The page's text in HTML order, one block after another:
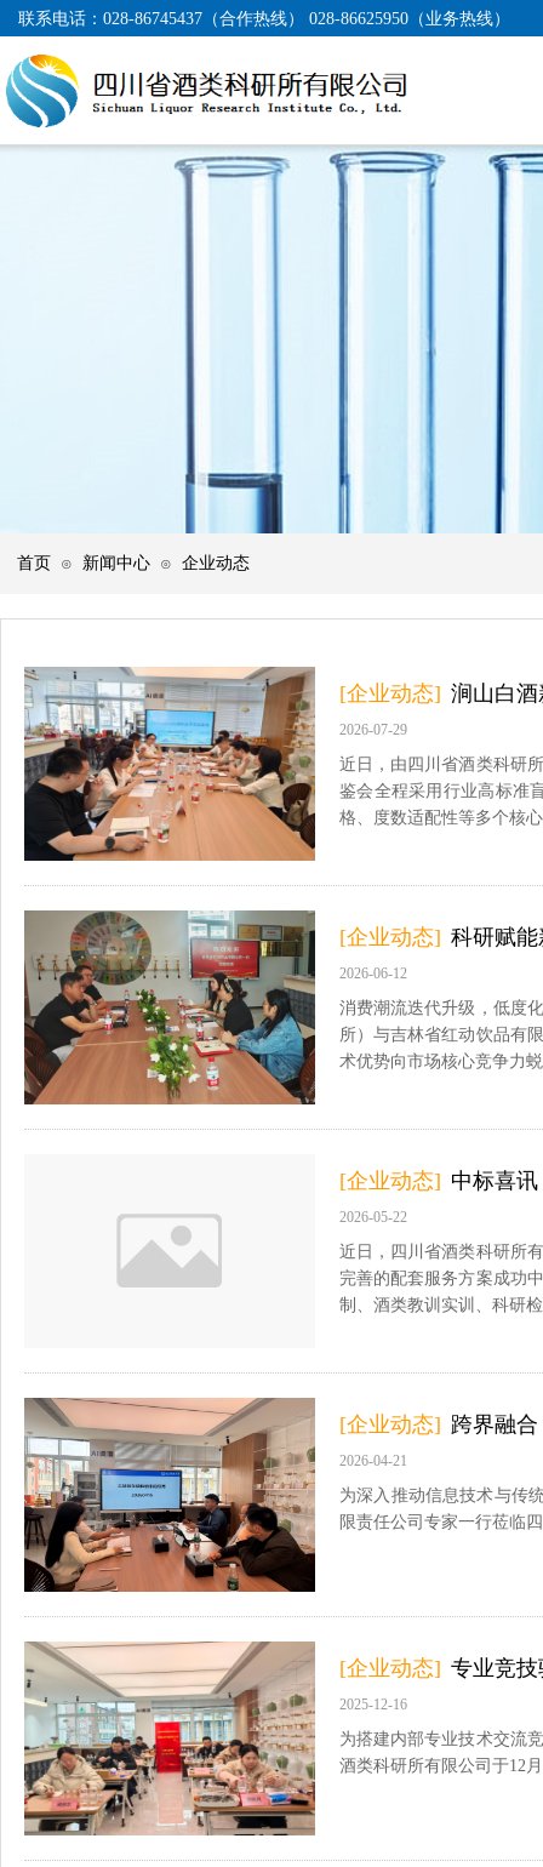
联系电话： 028-86745437（合作热线） 028-86625950（业务热线）
首页 ⊙ 新闻中心 ⊙ 企业动态
[企业动态] 涧山白
2026-07-29
近日，由四川省酒类科研
鉴会全程采用行业高标准
格、度数适配性等多个核
[企业动态] 科研赋
2026-06-12
消费潮流迭代升级，低度
所）与吉林省红动饮品有
术优势向市场核心竞争力
[企业动态] 中标喜
2026-05-22
近日，四川省酒类科研所
完善的配套服务方案成功
制、酒类教训实训、科研
[企业动态] 跨界融
2026-04-21
为深入推动信息技术与传
限责任公司专家一行莅临
[企业动态] 专业竞
2025-12-16
为搭建内部专业技术交流
酒类科研所有限公司于12